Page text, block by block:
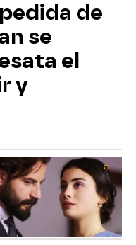
de
se
el
y